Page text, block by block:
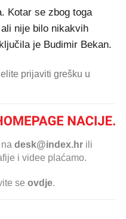
Kotar se zbog toga
nije bilo nikakvih
je Budimir Bekan.
prijaviti grešku u
desk@index.hr ili
i videe plaćamo.
se ovdje.